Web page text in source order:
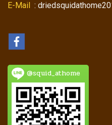
E-Mail :
@squid_athome